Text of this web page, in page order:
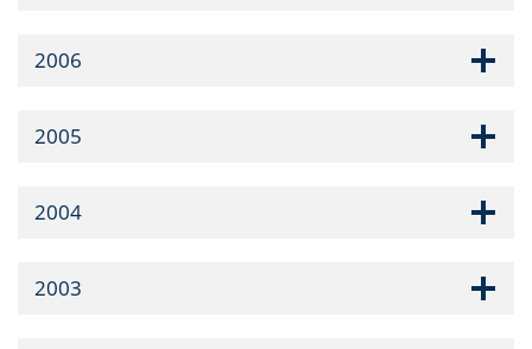
2006
2005
2004
2003